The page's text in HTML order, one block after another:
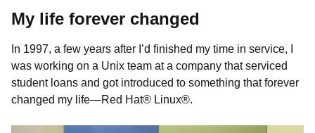
My life forever changed
In 1997, a few years after I’d finished my time in service, I
was working on a Unix team at a company that serviced
student loans and got introduced to something that forever
changed my life—Red Hat® Linux®.